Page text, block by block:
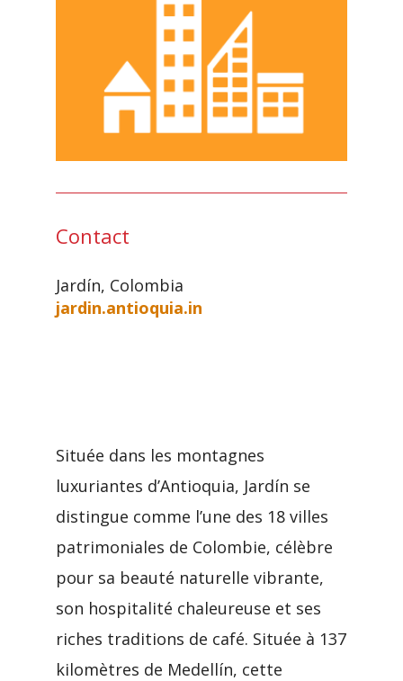
Contact
Jardín, Colombia
jardin.antioquia.in
Située dans les montagnes
luxuriantes d’Antioquia, Jardín se
distingue comme l’une des 18 villes
patrimoniales de Colombie, célèbre
pour sa beauté naturelle vibrante,
son hospitalité chaleureuse et ses
riches traditions de café. Située à 137
kilomètres de Medellín, cette